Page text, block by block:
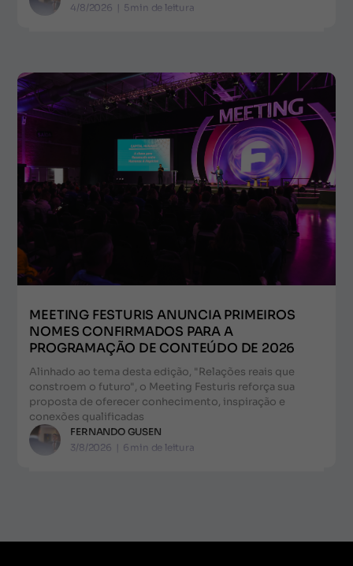
4/8/2026 | 5min de leitura
MEETING FESTURIS ANUNCIA PRIMEIROS
NOMES CONFIRMADOS PARA A
PROGRAMAÇÃO DE CONTEÚDO DE 2026
Alinhado ao tema desta edição, "Relações reais que
constroem o futuro", o Meeting Festuris reforça sua
proposta de oferecer conhecimento, inspiração e
conexões qualificadas
FERNANDO GUSEN
3/8/2026 | 6 min de leitura